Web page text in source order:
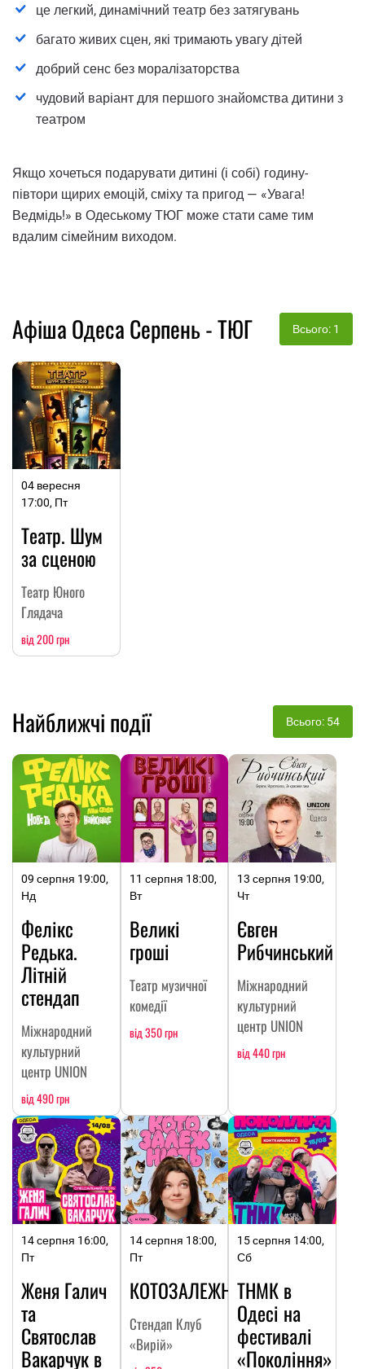
це легкий, динамічний театр без затягувань
багато живих сцен, які тримають увагу дітей
добрий сенс без моралізаторства
чудовий варіант для першого знайомства дитини з
театром
Якщо хочеться подарувати дитині (і собі) годину-
півтори щирих емоцій, сміху та пригод — «Увага!
Ведмідь!» в Одеському ТЮГ може стати саме тим
вдалим сімейним виходом.
Афіша Одеса Серпень - ТЮГ Всього: 1
04 вересня
17:00, Пт
Театр. Шум
за сценою
Театр Юного
Глядача
від 200 грн
Найближчі події Всього: 54
09 серпня 19:00,
Нд
Фелікс
Редька.
Літній
стендап
Міжнародний
культурний
центр UNION
від 490 грн
11 серпня 18:00,
Вт
Великі
гроші
Театр музичної
комедії
від 350 грн
13 серпня 19:00,
Чт
Євген
Рибчинський
Міжнародний
культурний
центр UNION
від 440 грн
14 серпня 16:00,
Пт
Женя Галич
та
Святослав
Вакарчук в
14 серпня 18:00,
Пт
КОТОЗАЛЕЖНІСТЬ
Стендап Клуб
«Вирій»
15 серпня 14:00,
Сб
ТНМК в
Одесі на
фестивалі
«Покоління»